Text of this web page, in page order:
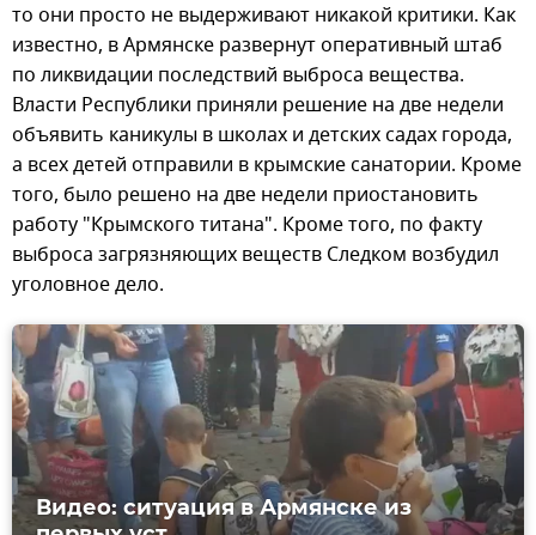
то они просто не выдерживают никакой критики. Как
известно, в Армянске развернут оперативный штаб
по ликвидации последствий выброса вещества.
Власти Республики приняли решение на две недели
объявить каникулы в школах и детских садах города,
а всех детей отправили в крымские санатории. Кроме
того, было решено на две недели приостановить
работу "Крымского титана". Кроме того, по факту
выброса загрязняющих веществ Следком возбудил
уголовное дело.
Видео: ситуация в Армянске из